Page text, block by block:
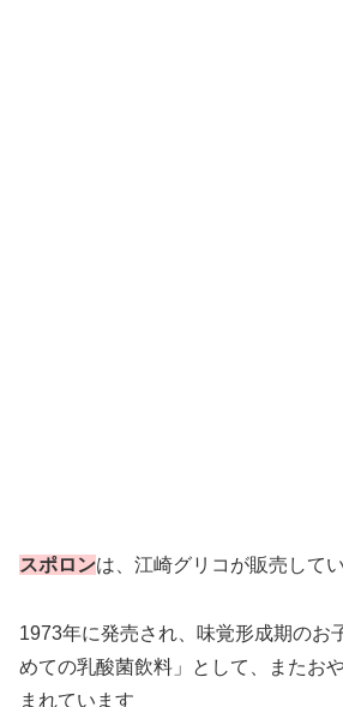
スポロンは、江崎グリコが販売して
1973年に発売され、味覚形成期のお
めての乳酸菌飲料」として、またお
まれています